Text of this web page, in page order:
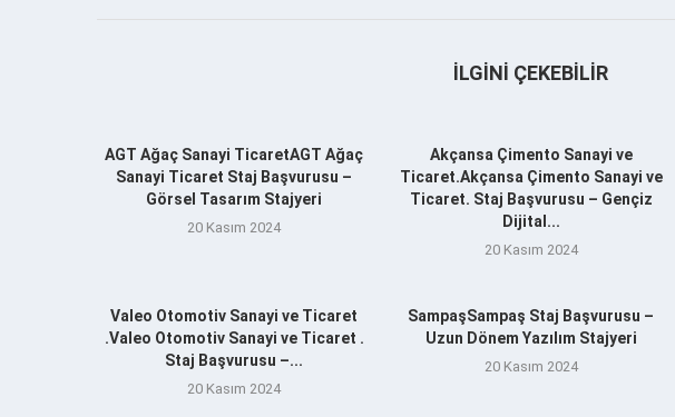
İLGINI ÇEKEBILIR
AGT Ağaç Sanayi TicaretAGT Ağaç
Sanayi Ticaret Staj Başvurusu –
Görsel Tasarım Stajyeri
20 Kasım 2024
Akçansa Çimento Sanayi ve
Ticaret.Akçansa Çimento Sanayi ve
Ticaret. Staj Başvurusu – Gençiz
Dijital...
20 Kasım 2024
Valeo Otomotiv Sanayi ve Ticaret
.Valeo Otomotiv Sanayi ve Ticaret .
Staj Başvurusu –...
20 Kasım 2024
SampaşSampaş Staj Başvurusu –
Uzun Dönem Yazılım Stajyeri
20 Kasım 2024